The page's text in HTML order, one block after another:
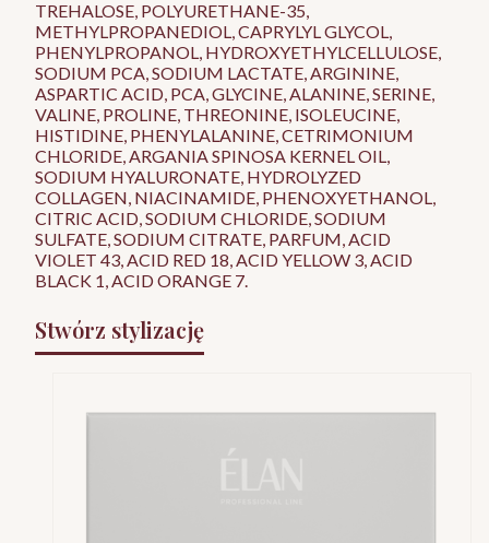
TREHALOSE, POLYURETHANE-35,
METHYLPROPANEDIOL, CAPRYLYL GLYCOL,
PHENYLPROPANOL, HYDROXYETHYLCELLULOSE,
SODIUM PCA, SODIUM LACTATE, ARGININE,
ASPARTIC ACID, PCA, GLYCINE, ALANINE, SERINE,
VALINE, PROLINE, THREONINE, ISOLEUCINE,
HISTIDINE, PHENYLALANINE, CETRIMONIUM
CHLORIDE, ARGANIA SPINOSA KERNEL OIL,
SODIUM HYALURONATE, HYDROLYZED
COLLAGEN, NIACINAMIDE, PHENOXYETHANOL,
CITRIC ACID, SODIUM CHLORIDE, SODIUM
SULFATE, SODIUM CITRATE, PARFUM, ACID
VIOLET 43, ACID RED 18, ACID YELLOW 3, ACID
BLACK 1, ACID ORANGE 7.
Stwórz stylizację